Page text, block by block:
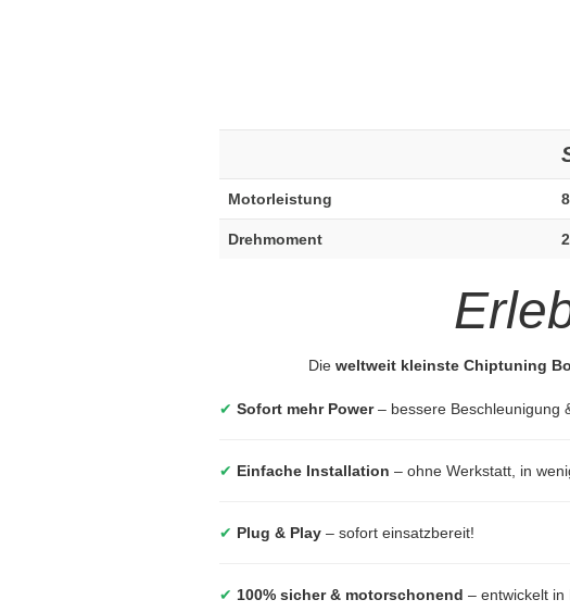
Motorleistung
Drehmoment
Die weltweit kleinste Chiptuning
✔ Sofort mehr Power– bessere Beschleunigung
✔ Einfache Installation – ohne Werkstatt, in
✔ Plug & Play – sofort einsatzbereit!
✔ 100% sicher & motorschonend – entwickelt